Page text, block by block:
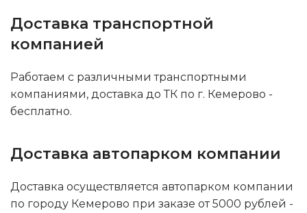
Доставка транспортной
компанией
Работаем с различными транспортными
компаниями, доставка до ТК по г. Кемерово -
бесплатно.
Доставка автопарком компании
Доставка осуществляется автопарком компании
по городу Кемерово при заказе от 5000 рублей -